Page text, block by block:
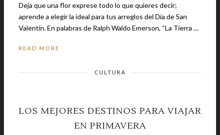
Deja que una flor exprese todo lo que quieres decir;
aprende a elegir la ideal para tus arreglos del Día de San
Valentín. En palabras de Ralph Waldo Emerson, “La Tierra …
READ MORE
CULTURA
LOS MEJORES DESTINOS PARA VIAJAR
EN PRIMAVERA